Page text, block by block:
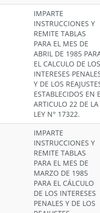
IMPARTE
INSTRUCCIONES Y
REMITE TABLAS
PARA EL MES DE
ABRIL DE 1985
EL CALCULO DE LOS
INTERESES
Y DE LOS
ESTABLECIDOS EN
ARTICULO 22 DE LA
LEY N° 17322.
IMPARTE
INSTRUCCIONES Y
REMITE TABLAS
PARA EL MES DE
MARZO DE 1985
PARA EL CÁLCULO
DE LOS INTERESES
PENALES Y DE LOS